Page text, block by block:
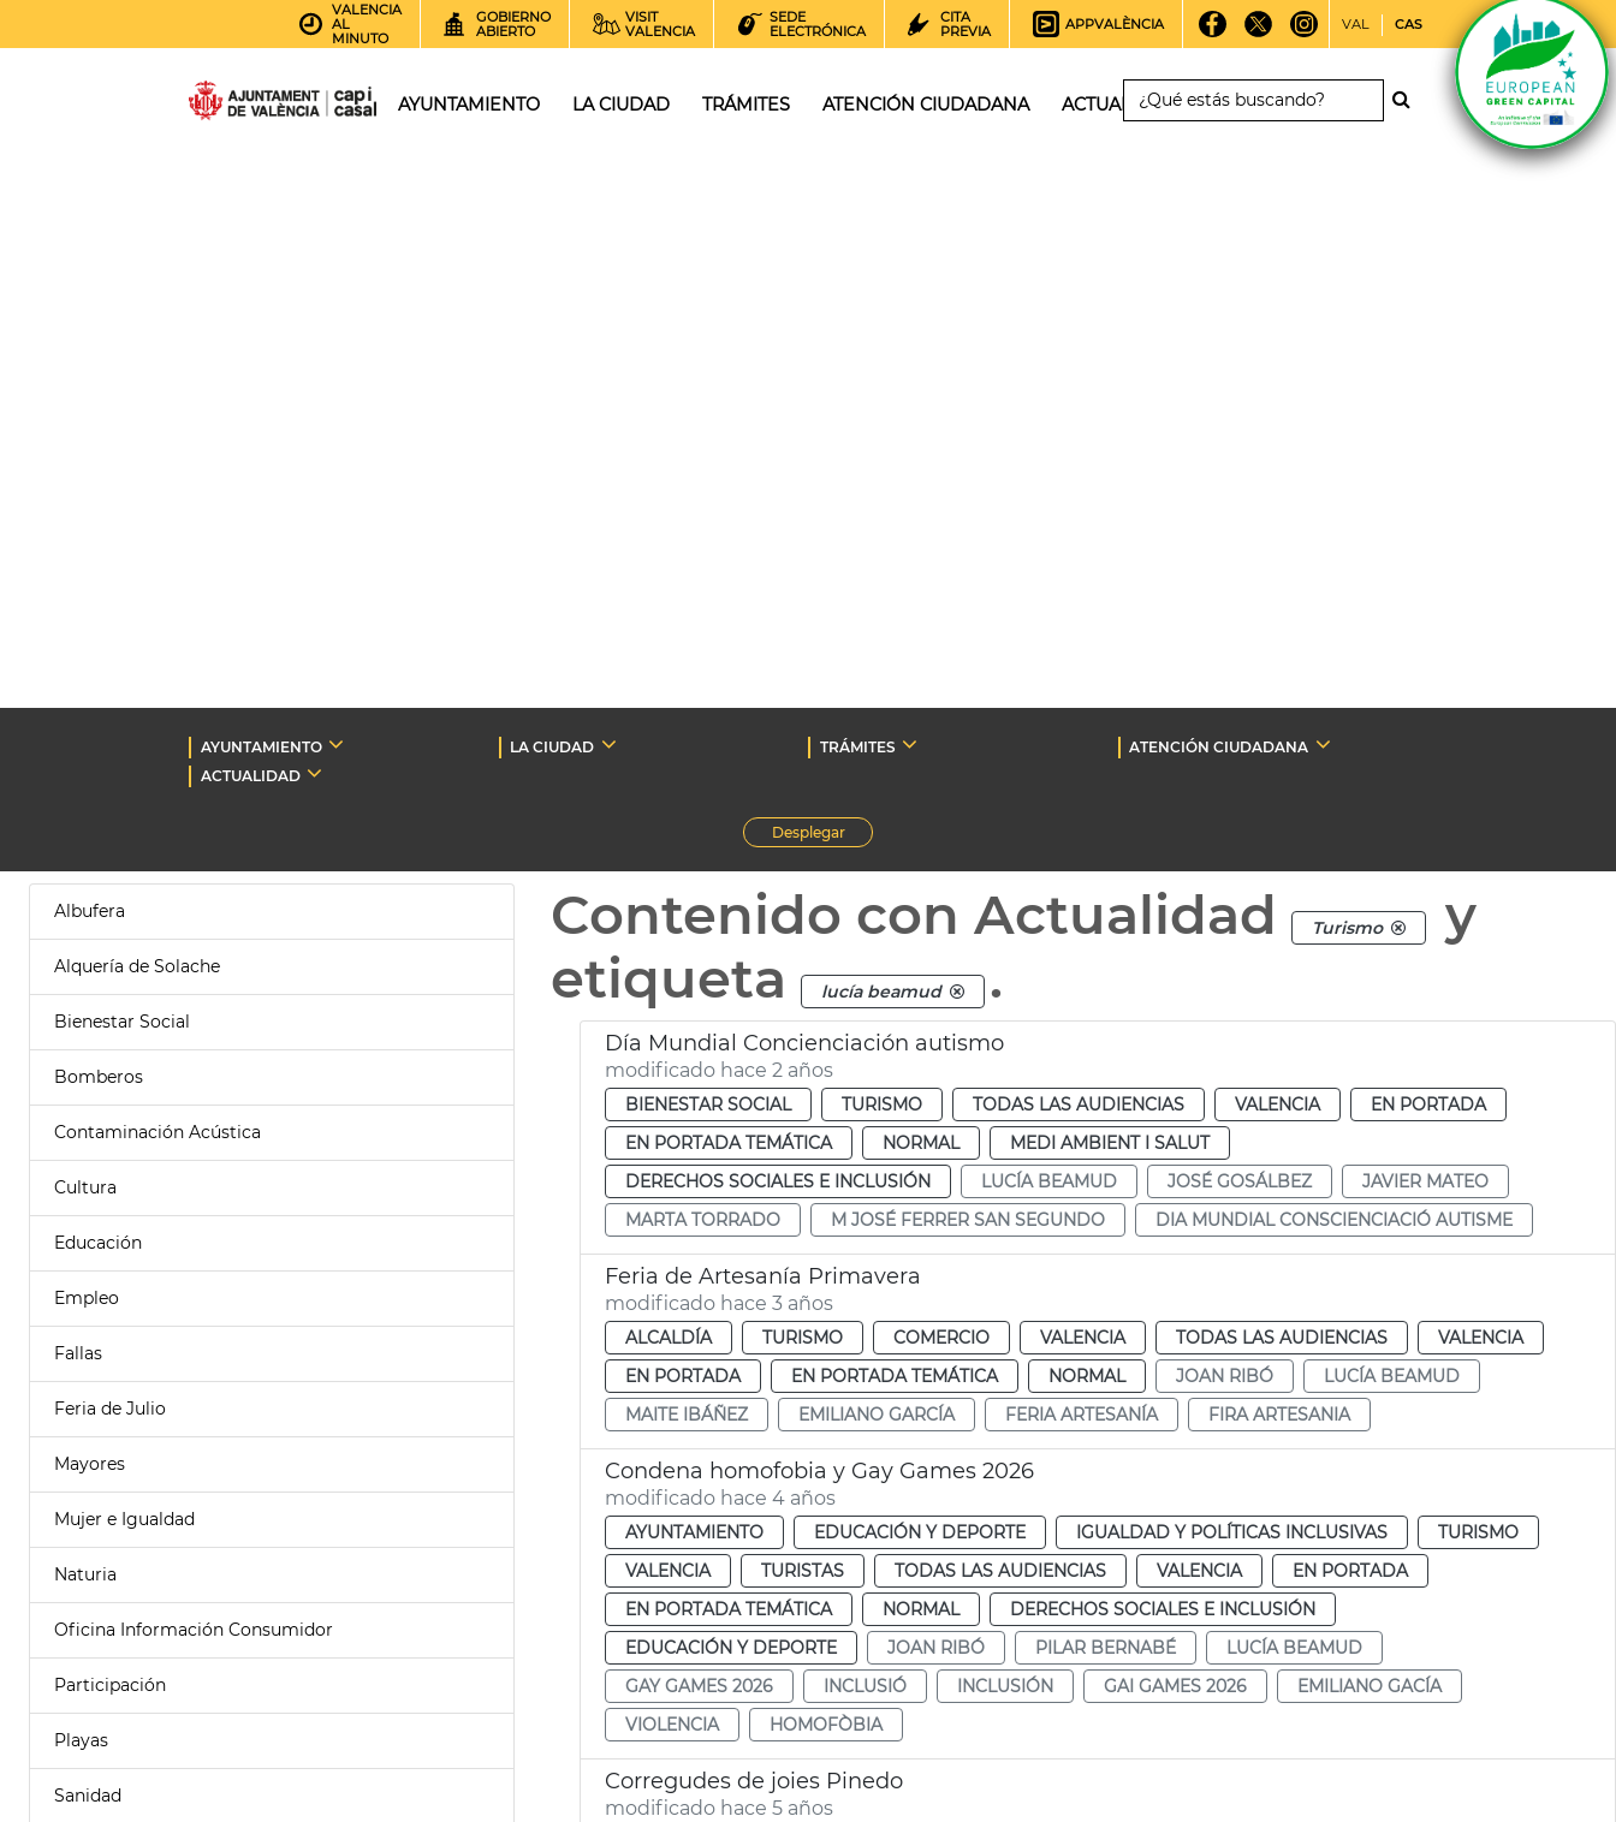
VALENCIA
AL
MINUTO
GOBIERNO
ABIERTO
VISIT
VALENCIA
SEDE
ELECTRÓNICA
CITA
PREVIA
APPVALÈNCIA VAL CAS
AYUNTAMIENTO LA CIUDAD TRÁMITES ATENCIÓN CIUDADANA ACTUALIDAD
AYUNTAMIENTO LA CIUDAD TRÁMITES
ATENCIÓN CIUDADANA
ACTUALIDAD
Desplegar
Albufera
Alquería de Solache
Bienestar Social
Bomberos
Contaminación Acústica
Cultura
Educación
Empleo
Fallas
Feria de Julio
Mayores
Mujer e Igualdad
Naturia
Oficina Información Consumidor
Participación
Playas
Sanidad
Contenido con Actualidad Turismo
y
etiqueta
lucía beamud .
Día Mundial Concienciación autismo
modificado hace 2 años
BIENESTAR SOCIAL TURISMO TODAS LAS AUDIENCIAS VALENCIA
EN PORTADA
EN PORTADA TEMÁTICA
NORMAL
MEDI AMBIENT I SALUT
DERECHOS SOCIALES E INCLUSIÓN
LUCÍA BEAMUD JOSÉ GOSÁLBEZ
JAVIER MATEO
MARTA TORRADO
M JOSÉ FERRER SAN SEGUNDO DIA MUNDIAL CONSCIENCIACIÓ AUTISME
Feria de Artesanía Primavera
modificado hace 3 años
ALCALDÍA TURISMO COMERCIO VALENCIA TODAS LAS AUDIENCIAS
VALENCIA
EN PORTADA
EN PORTADA TEMÁTICA NORMAL JOAN RIBÓ
LUCÍA BEAMUD
MAITE IBÁÑEZ
EMILIANO GARCÍA FERIA ARTESANÍA FIRA ARTESANIA
Condena homofobia y Gay Games 2026
modificado hace 4 años
AYUNTAMIENTO EDUCACIÓN Y DEPORTE IGUALDAD Y POLÍTICAS INCLUSIVAS
TURISMO
VALENCIA
TURISTAS TODAS LAS AUDIENCIAS VALENCIA
EN PORTADA
EN PORTADA TEMÁTICA
NORMAL
DERECHOS SOCIALES E INCLUSIÓN
EDUCACIÓN Y DEPORTE
JOAN RIBÓ PILAR BERNABÉ
LUCÍA BEAMUD
GAY GAMES 2026
INCLUSIÓ INCLUSIÓN GAI GAMES 2026
EMILIANO GACÍA
VIOLENCIA
HOMOFÒBIA
Corregudes de joies Pinedo
modificado hace 5 años